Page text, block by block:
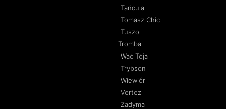
Tańcula
Tomasz Chic
Tuszol
Tromba
Wac Toja
Trybson
Wiewiór
Vertez
Zadyma